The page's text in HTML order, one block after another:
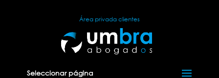
Área privada clientes
Seleccionar página